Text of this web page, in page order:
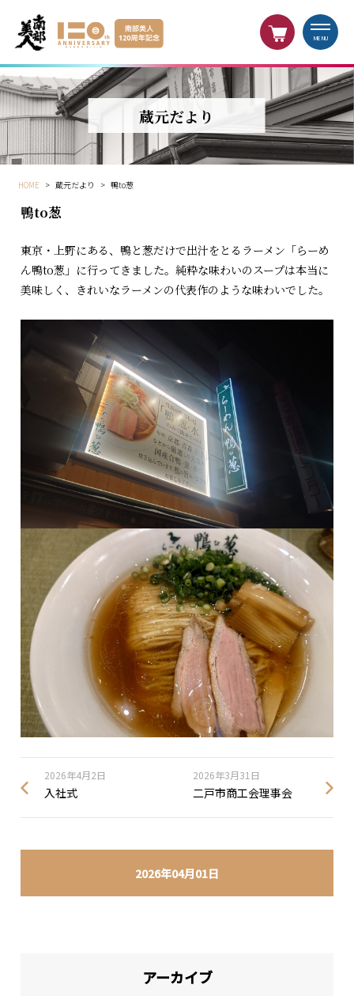
MENU
蔵元だより
HOME > 蔵元だより > 鴨to葱
2026年04月01日
鴨to葱
東京・上野にある、鴨と葱だけで出汁をとるラーメン「らーめ
ん鴨to葱」に行ってきました。純粋な味わいのスープは本当に
美味しく、きれいなラーメンの代表作のような味わいでした。
2026年4月2日
入社式
2026年3月31日
二戸市商工会理事会
アーカイブ